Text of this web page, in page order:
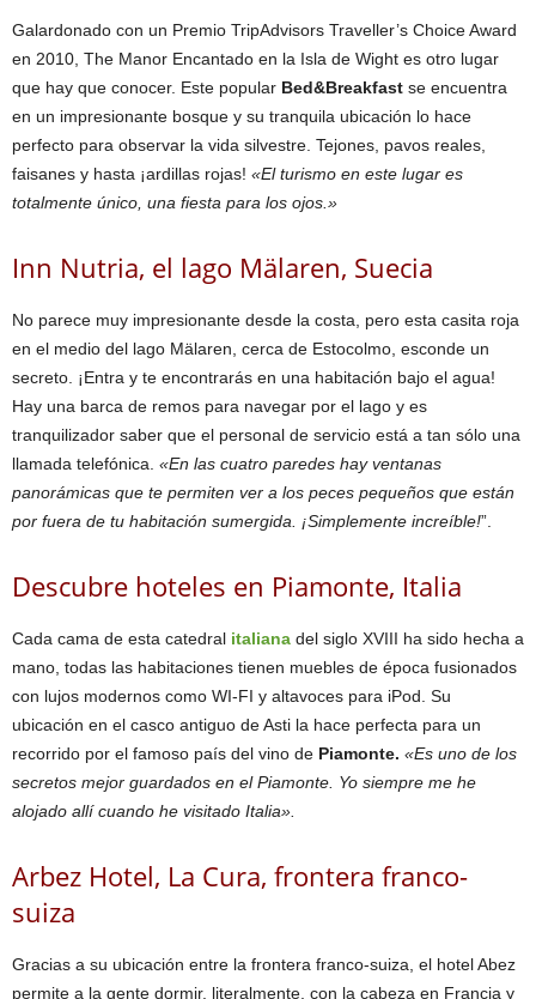
Galardonado con un Premio TripAdvisors Traveller’s Choice Award
en 2010, The Manor Encantado en la Isla de Wight es otro lugar
que hay que conocer. Este popular Bed&Breakfast se encuentra
en un impresionante bosque y su tranquila ubicación lo hace
perfecto para observar la vida silvestre. Tejones, pavos reales,
faisanes y hasta ¡ardillas rojas! «El turismo en este lugar es
totalmente único, una fiesta para los ojos.»
Inn Nutria, el lago Mälaren, Suecia
No parece muy impresionante desde la costa, pero esta casita roja
en el medio del lago Mälaren, cerca de Estocolmo, esconde un
secreto. ¡Entra y te encontrarás en una habitación bajo el agua!
Hay una barca de remos para navegar por el lago y es
tranquilizador saber que el personal de servicio está a tan sólo una
llamada telefónica. «En las cuatro paredes hay ventanas
panorámicas que te permiten ver a los peces pequeños que están
por fuera de tu habitación sumergida. ¡Simplemente increíble!”.
Descubre hoteles en Piamonte, Italia
Cada cama de esta catedral italiana del siglo XVIII ha sido hecha a
mano, todas las habitaciones tienen muebles de época fusionados
con lujos modernos como WI-FI y altavoces para iPod. Su
ubicación en el casco antiguo de Asti la hace perfecta para un
recorrido por el famoso país del vino de Piamonte. «Es uno de los
secretos mejor guardados en el Piamonte. Yo siempre me he
alojado allí cuando he visitado Italia».
Arbez Hotel, La Cura, frontera franco-
suiza
Gracias a su ubicación entre la frontera franco-suiza, el hotel Abez
permite a la gente dormir, literalmente, con la cabeza en Francia y